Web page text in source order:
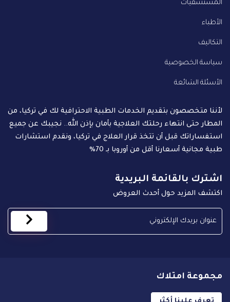
المستشفيات
الأطباء
التكاليف
سياسة الخصوصية
الأسئلة الشائعة
لأننا متخصصون بتقديم الخدمات الطبية الاحترافية لك في تركيا، من
المطار حتى انتهاء رحلتك العلاجية بأمان بإذن الله.. نجيبك عن جميع
استفساراتك قبل أن تتخذ قرار العلاج في تركيا، ونقدم استشارات
طبية مجانية أسعارنا أقل من أوروبا بـ 70%
اشترك بالقائمة البريدية
اكتشف المزيد حول أحدث العروض
مجموعة امتلاك